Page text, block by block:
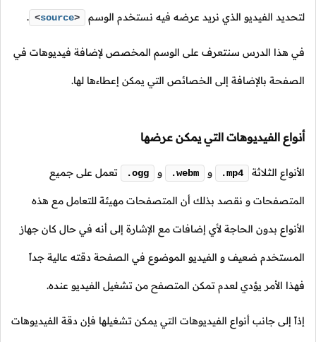
لتحديد الفيديو الذي نريد عرضه فيه نستخدم الوسم <source>
.
في هذا الدرس سنتعرف على الوسم المخصص لإضافة فيديوهات في
الصفحة بالإضافة إلى الخصائص التي يمكن إعطاءها لها.
أنواع الفيديوهات التي يمكن عرضها
الأنواع الثلاثة .mp4 و .webm و .ogg تعمل على جميع
المتصفحات و نقصد بذلك أن المتصفحات مهيئة للتعامل مع هذه
الأنواع بدون الحاجة لأي إضافات مع الإشارة إلى أنه في حال كان جهاز
المستخدم ضعيف و الفيديو الموضوع في الصفحة دقته عالية جداً
فهذا الأمر يؤدي لعدم تمكن المتصفح من تشغيل الفيديو عنده.
إذاً إلى جانب أنواع الفيديوهات التي يمكن تشغيلها فإن دقة الفيديوهات